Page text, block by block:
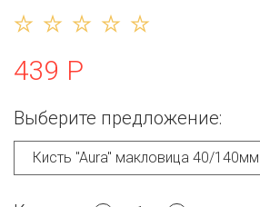
439 Р
Выберите предложение: